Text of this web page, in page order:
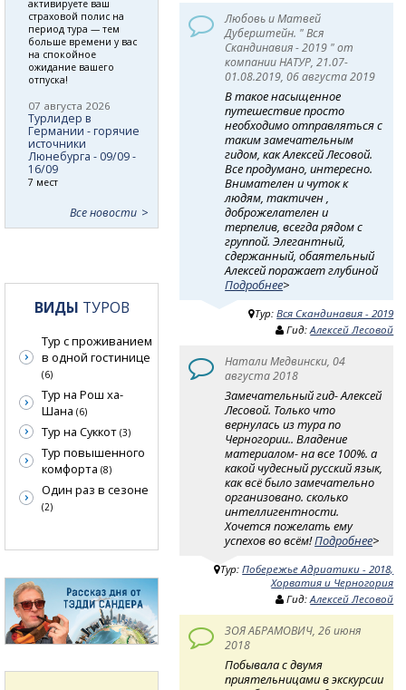
Любовь и Матвей
Дуберштейн. " Вся
Скандинавия - 2019 " от
компании НАТУР, 21.07-
01.08.2019, 06 августа 2019
В такое насыщенное
путешествие просто
необходимо отправляться с
таким замечательным
гидом, как Алексей Лесовой.
Все продумано, интересно.
Внимателен и чуток к
людям, тактичен ,
доброжелателен и
терпелив, всегда рядом с
группой. Элегантный,
сдержанный, обаятельный
Алексей поражает глубиной
Подробнее>
Тур:Вся Скандинавия - 2019
Гид:Алексей Лесовой
Натали Медвински, 04
августа 2018
Замечательный гид- Алексей
Лесовой. Только что
вернулась из тура по
Черногории.. Владение
материалом- на все 100%. а
какой чудесный русский язык,
как всё было замечательно
организовано. сколько
интеллигентности.
Хочется пожелать ему
успехов во всём!Подробнее>
Тур:Побережье Адриатики - 2018,
Хорватия и Черногория
Гид:Алексей Лесовой
ЗОЯ АБРАМОВИЧ, 26 июня
2018
Побывала с двумя
приятельницами в экскурсии
активируете ваш
страховой полис на
период тура — тем
больше времени у вас
на спокойное
ожидание вашего
отпуска!
07 августа 2026
Турлидер в
Германии - горячие
источники
Люнебурга - 09/09 -
16/09
7 мест
Все новости
ВИДЫ ТУРОВ
Тур с проживанием
в одной гостинице
(6)
Тур на Рош ха-
Шана (6)
Тур на Суккот (3)
Тур повышенного
комфорта (8)
Один раз в сезоне
(2)